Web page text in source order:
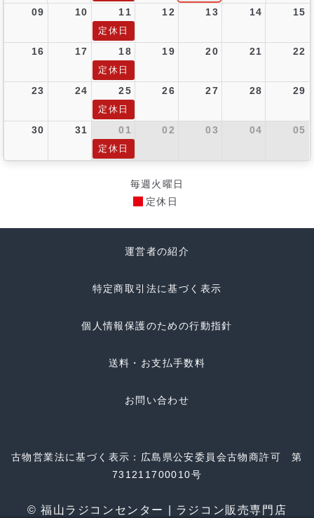
09 10 11 12 13 14 15
定休日
16 17 18 19 20 21 22
定休日
23 24 25 26 27 28 29
定休日
30 31 01 02 03 04 05
定休日
毎週火曜日
定休日
運営者の紹介
特定商取引法に基づく表示
個人情報保護のための行動指針
送料・お支払手数料
お問い合わせ
古物営業法に基づく表示：広島県公安委員会古物商許可 第
731211700010号
© 福山ラジコンセンター | ラジコン販売専門店